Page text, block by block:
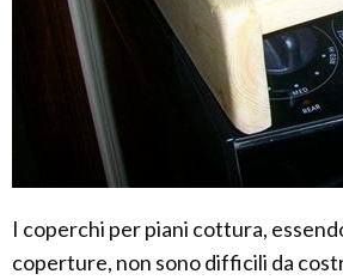
I coperchi per piani cottura,
coperture, non sono difficili da